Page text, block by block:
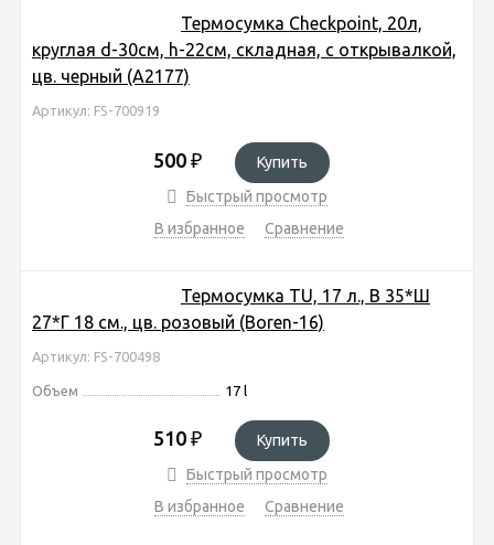
Термосумка Checkpoint, 20л,
круглая d-30см, h-22см, складная, с открывалкой,
цв. черный (A2177)
Артикул: FS-700919
500 ₽
Купить
Быстрый просмотр
В избранное
Сравнение
Термосумка TU, 17 л., В 35*Ш
27*Г 18 см., цв. розовый (Boren-16)
Артикул: FS-700498
Объем 17 l
510 ₽
Купить
Быстрый просмотр
В избранное
Сравнение